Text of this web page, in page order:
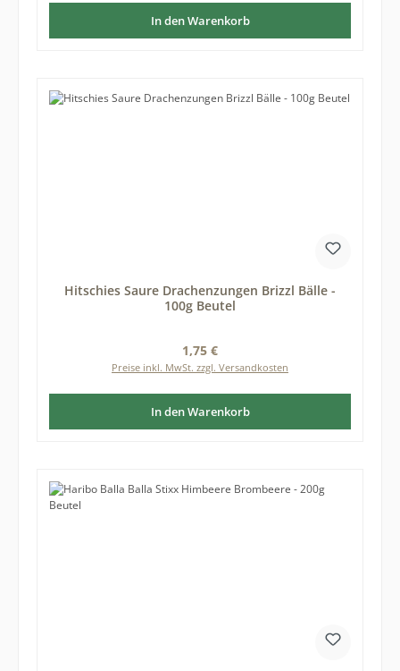
In den Warenkorb
Hitschies Saure Drachenzungen Brizzl Bälle -
100g Beutel
Regulärer Preis:
1,75 €
Preise inkl. MwSt. zzgl. Versandkosten
In den Warenkorb